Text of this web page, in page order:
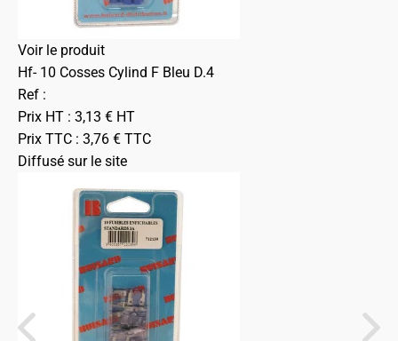
Voir le produit
Hf- 10 Cosses Cylind F Bleu D.4
Ref :
Prix HT : 3,13 € HT
Prix TTC : 3,76 € TTC
Diffusé sur le site